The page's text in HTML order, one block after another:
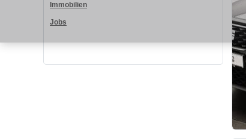
Immobilien
Jobs